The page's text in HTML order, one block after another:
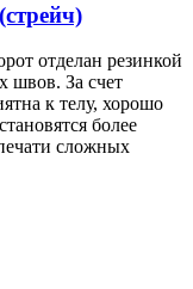
отделан резинкой
швов. За счет
к телу, хорошо
более
сложных